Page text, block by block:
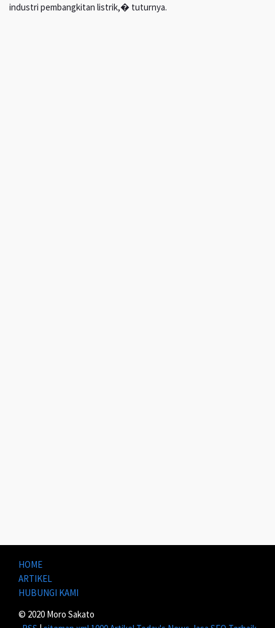
industri pembangkitan listrik,� tuturnya.
HOME
ARTIKEL
HUBUNGI KAMI
© 2020 Moro Sakato